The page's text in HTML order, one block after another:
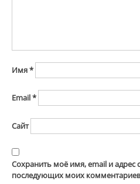
Имя*
Email*
Сайт
Сохранить моё имя, email и адрес
последующих моих